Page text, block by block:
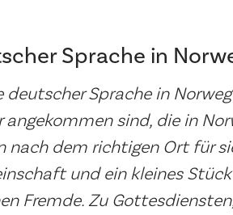
Sprache in
Sprache in
sind, die in
nach dem richtigen Ort für
und ein kleines Stück
Fremde. Zu